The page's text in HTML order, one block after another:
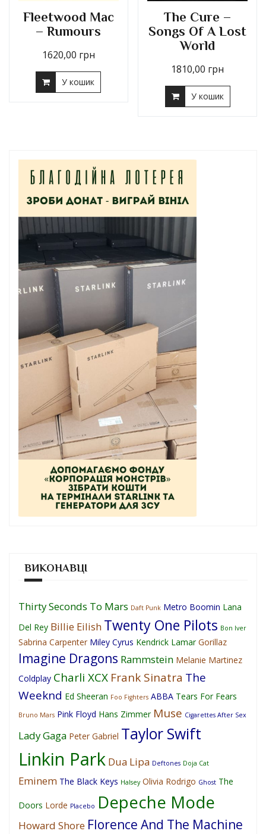
Fleetwood Mac
– Rumours
1620,00 грн
У кошик
The Cure –
Songs Of A Lost
World
1810,00 грн
У кошик
ВИКОНАВЦІ
Thirty Seconds To Mars Daft Punk Metro Boomin Lana
Del Rey Billie Eilish Twenty One Pilots Bon Iver
Sabrina Carpenter Miley Cyrus Kendrick Lamar Gorillaz
Imagine Dragons Rammstein Melanie Martinez
Coldplay Charli XCX Frank Sinatra The
Weeknd Ed Sheeran Foo Fighters ABBA Tears For Fears
Bruno Mars Pink Floyd Hans Zimmer Muse Cigarettes After Sex
Lady Gaga Peter Gabriel Taylor Swift
Linkin Park Dua Lipa Deftones Doja Cat
Eminem The Black Keys Halsey Olivia Rodrigo Ghost The
Doors Lorde Placebo Depeche Mode
Howard Shore Florence And The Machine